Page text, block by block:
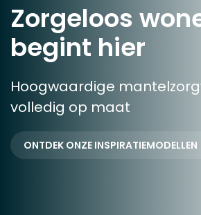
Zorgeloos
begint hier
Hoogwaardige
volledig op maat
ONTDEK ONZE INSPIRATIEMODELLEN